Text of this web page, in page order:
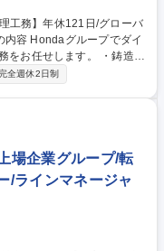
せします。 ・鋳造機
ティーナ（網かご）をフォ
合わせ、出荷する製品を準
全週休2日制
場企業グループ/転
/ラインマネージャ